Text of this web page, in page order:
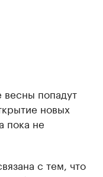
попадут
новых
пока не
с тем, что